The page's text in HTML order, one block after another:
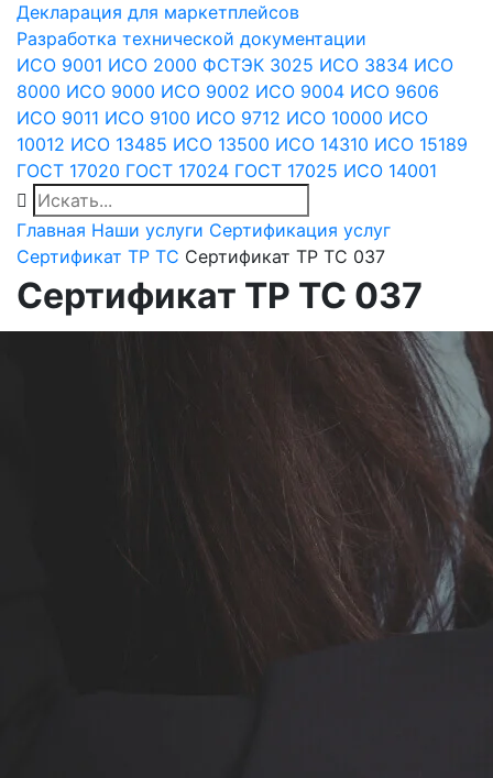
Декларация для маркетплейсов
Разработка технической документации
ИСО 9001 ИСО 2000 ФСТЭК 3025 ИСО 3834 ИСО
8000 ИСО 9000 ИСО 9002 ИСО 9004 ИСО 9606
ИСО 9011 ИСО 9100 ИСО 9712 ИСО 10000 ИСО
10012 ИСО 13485 ИСО 13500 ИСО 14310 ИСО 15189
ГОСТ 17020 ГОСТ 17024 ГОСТ 17025 ИСО 14001
Главная Наши услуги Сертификация услуг
Сертификат ТР ТС Сертификат ТР ТС 037
Сертификат ТР ТС 037